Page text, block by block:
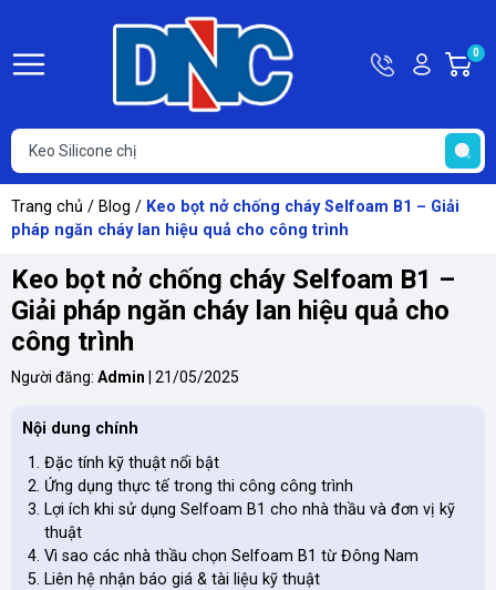
Hotline
0363
616
Tài
khoản
Khách
0
Trang chủ / Blog / Keo bọt nở chống cháy Selfoam B1 – Giải
pháp ngăn cháy lan hiệu quả cho công trình
Keo bọt nở chống cháy Selfoam B1 –
Giải pháp ngăn cháy lan hiệu quả cho
công trình
Người đăng: Admin 21/05/2025
Nội dung chính
Đặc tính kỹ thuật nổi bật
Ứng dụng thực tế trong thi công công trình
Lợi ích khi sử dụng Selfoam B1 cho nhà thầu và đơn vị kỹ
thuật
Vì sao các nhà thầu chọn Selfoam B1 từ Đông Nam
Liên hệ nhận báo giá & tài liệu kỹ thuật